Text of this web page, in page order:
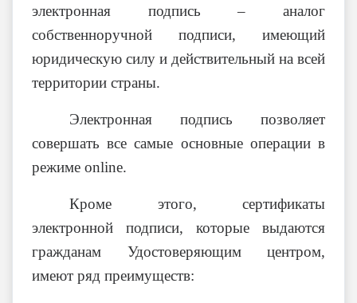
электронная подпись – аналог
собственноручной подписи, имеющий
юридическую силу и действительный на всей
территории страны.
Электронная подпись позволяет
совершать все самые основные операции в
режиме online.
Кроме этого, сертификаты
электронной подписи, которые выдаются
гражданам Удостоверяющим центром,
имеют ряд преимуществ: